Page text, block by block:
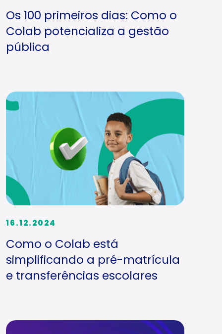
Os 100 primeiros dias: Como o
Colab potencializa a gestão
pública
16.12.2024
Como o Colab está
simplificando a pré-matrícula
e transferências escolares